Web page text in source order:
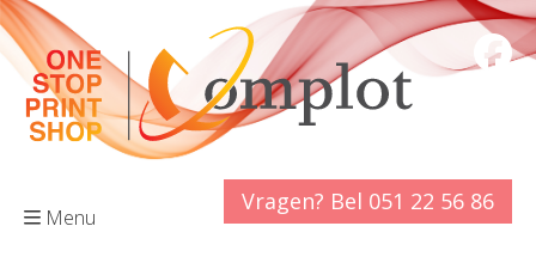
Menu
Vragen? Bel 051 22 56 86